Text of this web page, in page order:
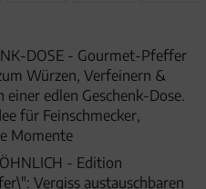
DOSE - Gourmet-Pfeffer
Würzen, Verfeinern &
edlen Geschenk-Dose.
für Feinschmecker,
Momente
- Edition
Vergiss austauschbaren